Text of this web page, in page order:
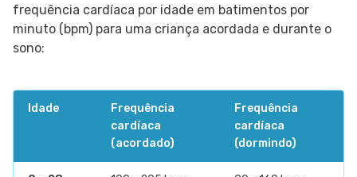
frequência cardíaca por idade em batimentos por
minuto (bpm) para uma criança acordada e durante o
sono:
Idade
Frequência
cardíaca
(acordado)
Frequência
cardíaca
(dormindo)